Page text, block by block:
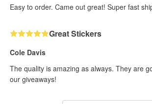
Easy to order. Came out great! Super fast
Great Stickers
Cole Davis
The quality is amazing as always. They are
our giveaways!